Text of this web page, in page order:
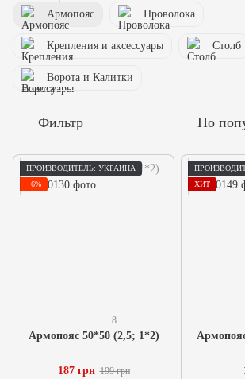
Армопояс Проволока
Крепления и аксессуары Столб
Ворота и Калитки
Фильтр По
ПРОИЗВОДИТЕЛЬ: УКРАИНА
−6%
8
Армопояс 50*50 (2,5; 1*2)
187 грн 199 грн
ХИТ